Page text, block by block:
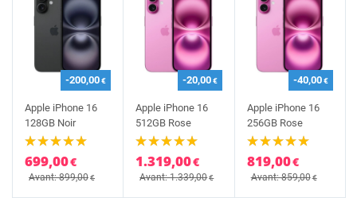
-200,00€
Apple iPhone 16
128GB Noir
699,00€
Avant: 899,00€
-20,00€
Apple iPhone 16
512GB Rose
1.319,00€
Avant: 1.339,00€
-40,00€
Apple iPhone 16
256GB Rose
819,00€
Avant: 859,00€